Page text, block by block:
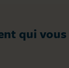
qui vous